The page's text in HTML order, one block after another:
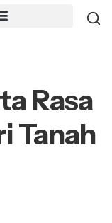
Rasa
Tanah